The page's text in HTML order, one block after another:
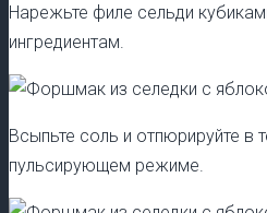
Нарежьте филе сельди
ингредиентам.
Всыпьте соль и отпюрируйте в
пульсирующем режиме.